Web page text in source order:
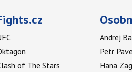
of The Stars
Andrej
Petr
Hana